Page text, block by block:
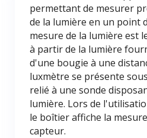
permettant de mesurer
de la lumière en un point
mesure de la lumière est
à partir de la lumière
d'une bougie à une
luxmètre se présente
relié à une sonde
lumière. Lors de
le boîtier affiche la
capteur.